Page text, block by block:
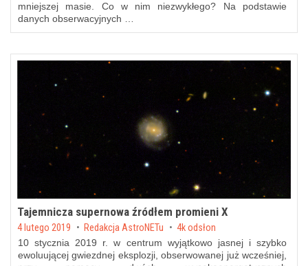
mniejszej masie. Co w nim niezwykłego? Na podstawie
danych obserwacyjnych …
Tajemnicza supernowa źródłem promieni X
Posted on
4 lutego 2019 by Redakcja AstroNETu 4k odsłon
10 stycznia 2019 r. w centrum wyjątkowo jasnej i szybko
ewoluującej gwiezdnej eksplozji, obserwowanej już wcześniej,